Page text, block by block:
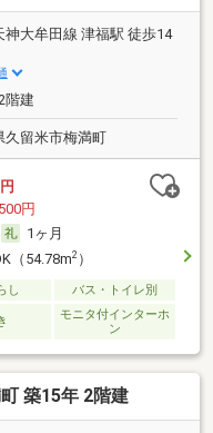
神大牟田線 津福駅 徒歩14
階建
久留米市梅満町
円
1ヶ月
（54.78m2）
し バス・トイレ別
モニタ付インターホ
ン
築15年 2階建